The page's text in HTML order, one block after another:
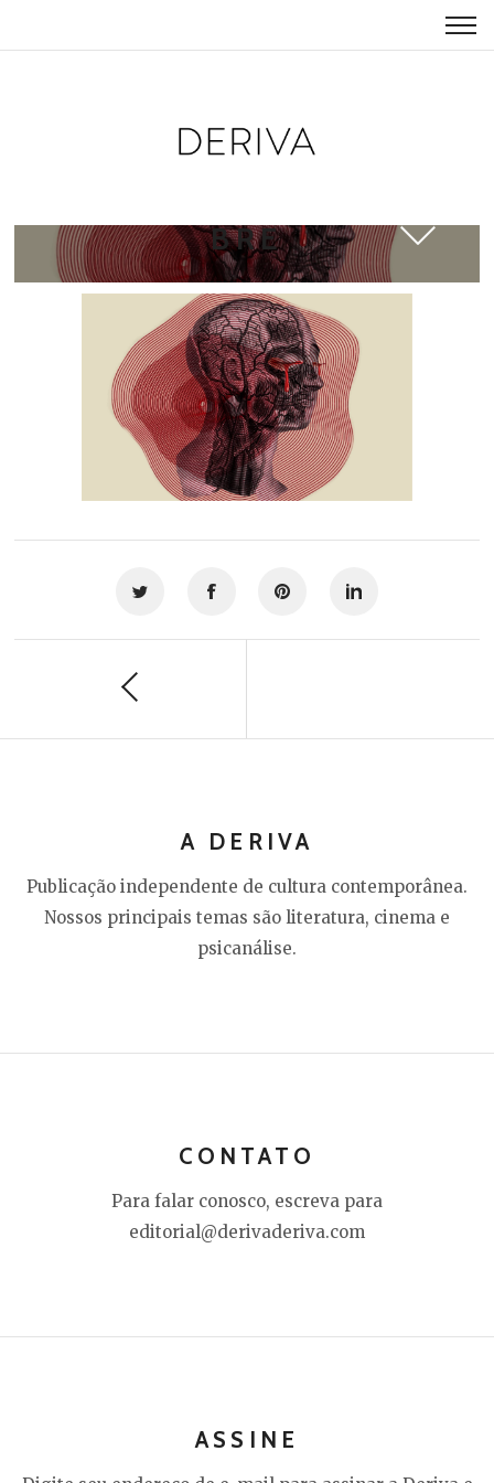
BRE
A DERIVA
Publicação independente de cultura contemporânea.
Nossos principais temas são literatura, cinema e
psicanálise.
CONTATO
Para falar conosco, escreva para
editorial@derivaderiva.com
ASSINE